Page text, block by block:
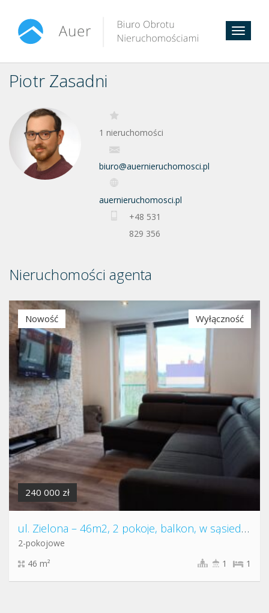
Toggle
Piotr Zasadni
1 nieruchomości
biuro@auernieruchomosci.pl
auernieruchomosci.pl
+48 531
829 356
Nieruchomości agenta
240 000 zł
Nowość Wyłączność
ul. Zielona – 46m2, 2 pokoje, balkon, w sąsiedztwie lasu
2-pokojowe
46 m²
1
1